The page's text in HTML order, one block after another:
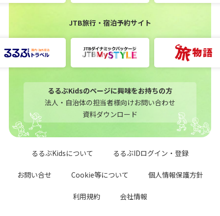
JTB旅行・宿泊予約サイト
るるぶKidsのページに興味をお持ちの方
法人・自治体の担当者様向けお問い合わせ
資料ダウンロード
るるぶKidsについて るるぶIDログイン・登録
お問い合せ Cookie等について 個人情報保護方針
利用規約 会社情報